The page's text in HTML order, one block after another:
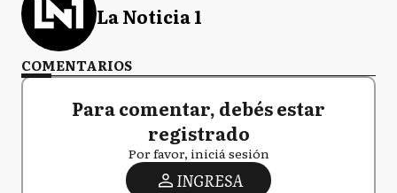
La Noticia 1
COMENTARIOS
Para comentar, debés estar
registrado
Por favor, iniciá sesión
INGRESA